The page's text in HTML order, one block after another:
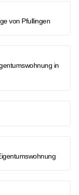
VERMITTELT
von Pfullingen
VERMITTELTin
VERMITTELT